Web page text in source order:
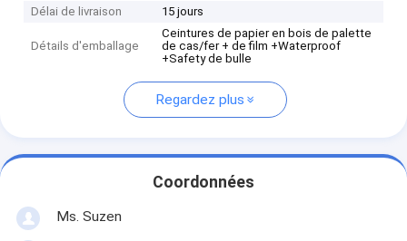
Délai de livraison 15 jours
Détails d'emballage
Ceintures de papier en bois de palette
de cas/fer + de film +Waterproof
+Safety de bulle
Regardez plus
Coordonnées
Ms. Suzen